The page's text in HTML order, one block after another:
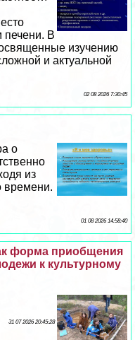
печени. В
изучению
и актуальной
02 08 2026 7:30:45
о
из
времени.
01 08 2026 14:58:40
форма приобщения
к культурному
31 07 2026 20:45:28